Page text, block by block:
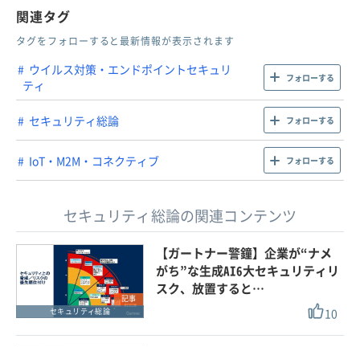
関連タグ
タグをフォローすると最新情報が表示されます
ウイルス対策・エンドポイントセキュリ
ティ
フォローする
セキュリティ総論 フォローする
IoT・M2M・コネクティブ フォローする
セキュリティ総論の関連コンテンツ
記事
セキュリティ総論
【ガートナー警鐘】企業が“ナメ
がち”な生成AI6大セキュリティリ
スク、放置すると…
10